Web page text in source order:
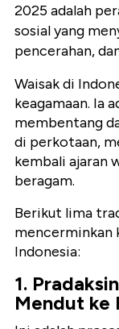
2025 adalah
sosial yang
pencerahan,
Waisak di
keagamaan. Ia
membentang
di perkotaan,
kembali ajaran
beragam.
Berikut lima
mencerminkan
Indonesia:
1.
Mendut ke